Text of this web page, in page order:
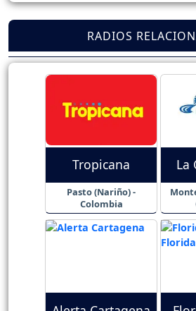
RADIOS
Tropicana
Pasto (Nariño) -
Colombia
La